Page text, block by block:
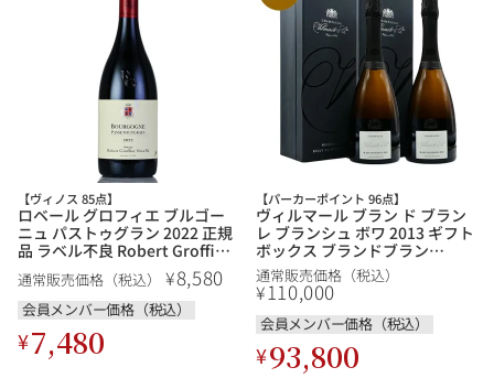
【ヴィノス 85点】
ロベール グロフィエ ブルゴー
ニュ パストゥグラン 2022 正規
品 ラベル不良 Robert Groffier
Bourgogne Passetoutgrain フ
ランス ブルゴーニュ 赤ワイン
通常販売価格（税込） ¥8,580
会員メンバー価格（税込）
¥7,480
【パーカーポイント 96点】
ヴィルマール ブラン ド ブラン
レ ブランシュ ボワ 2013 ギフト
ボックス ブランドブラン
Vilmart & Cie Blanc de Blancs
Les Blanches Voies フランス
シャンパン シャンパーニュ
通常販売価格（税込）
¥110,000
会員メンバー価格（税込）
¥93,800